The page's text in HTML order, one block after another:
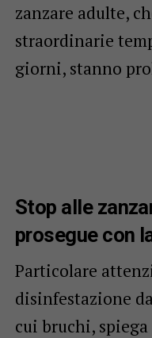
zanzare adulte,
straordinarie
giorni, stanno
Stop alle
prosegue con
Particolare
disinfestazione
cui bruchi,